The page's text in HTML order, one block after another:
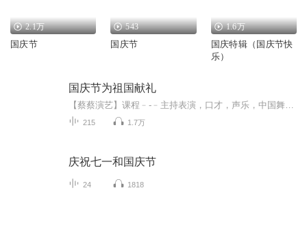
2.1万
国庆节
543
国庆节
1.6万
国庆特辑（国庆节快
乐）
国庆节为祖国献礼
215 1.7万
庆祝七一和国庆节
24 1818